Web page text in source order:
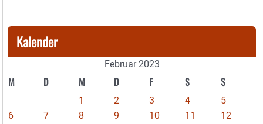
Kalender
Februar 2023
M D M D F S S
1 2 3 4
5
6
7 8 9 10 11
12